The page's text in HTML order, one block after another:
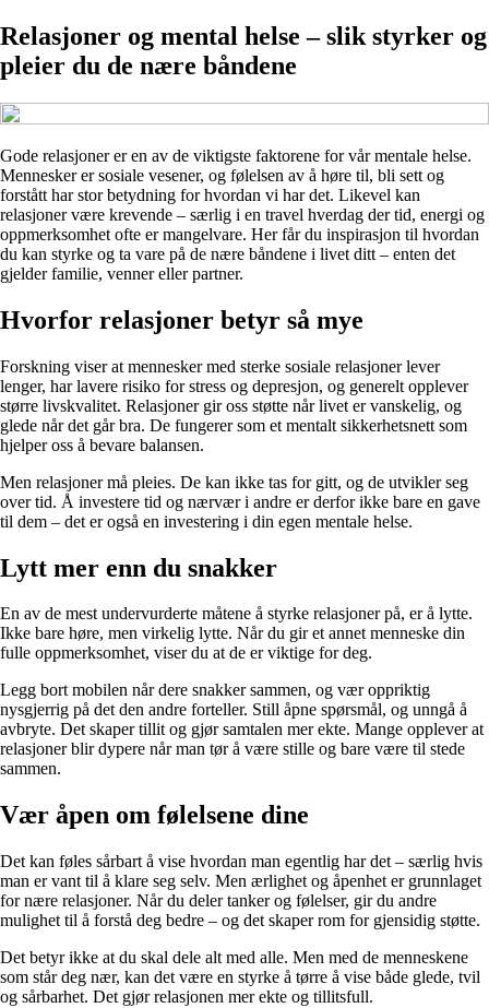
Relasjoner og mental helse – slik styrker og
pleier du de nære båndene
Gode relasjoner er en av de viktigste faktorene for vår mentale helse.
Mennesker er sosiale vesener, og følelsen av å høre til, bli sett og
forstått har stor betydning for hvordan vi har det. Likevel kan
relasjoner være krevende – særlig i en travel hverdag der tid, energi og
oppmerksomhet ofte er mangelvare. Her får du inspirasjon til hvordan
du kan styrke og ta vare på de nære båndene i livet ditt – enten det
gjelder familie, venner eller partner.
Hvorfor relasjoner betyr så mye
Forskning viser at mennesker med sterke sosiale relasjoner lever
lenger, har lavere risiko for stress og depresjon, og generelt opplever
større livskvalitet. Relasjoner gir oss støtte når livet er vanskelig, og
glede når det går bra. De fungerer som et mentalt sikkerhetsnett som
hjelper oss å bevare balansen.
Men relasjoner må pleies. De kan ikke tas for gitt, og de utvikler seg
over tid. Å investere tid og nærvær i andre er derfor ikke bare en gave
til dem – det er også en investering i din egen mentale helse.
Lytt mer enn du snakker
En av de mest undervurderte måtene å styrke relasjoner på, er å lytte.
Ikke bare høre, men virkelig lytte. Når du gir et annet menneske din
fulle oppmerksomhet, viser du at de er viktige for deg.
Legg bort mobilen når dere snakker sammen, og vær oppriktig
nysgjerrig på det den andre forteller. Still åpne spørsmål, og unngå å
avbryte. Det skaper tillit og gjør samtalen mer ekte. Mange opplever at
relasjoner blir dypere når man tør å være stille og bare være til stede
sammen.
Vær åpen om følelsene dine
Det kan føles sårbart å vise hvordan man egentlig har det – særlig hvis
man er vant til å klare seg selv. Men ærlighet og åpenhet er grunnlaget
for nære relasjoner. Når du deler tanker og følelser, gir du andre
mulighet til å forstå deg bedre – og det skaper rom for gjensidig støtte.
Det betyr ikke at du skal dele alt med alle. Men med de menneskene
som står deg nær, kan det være en styrke å tørre å vise både glede, tvil
og sårbarhet. Det gjør relasjonen mer ekte og tillitsfull.